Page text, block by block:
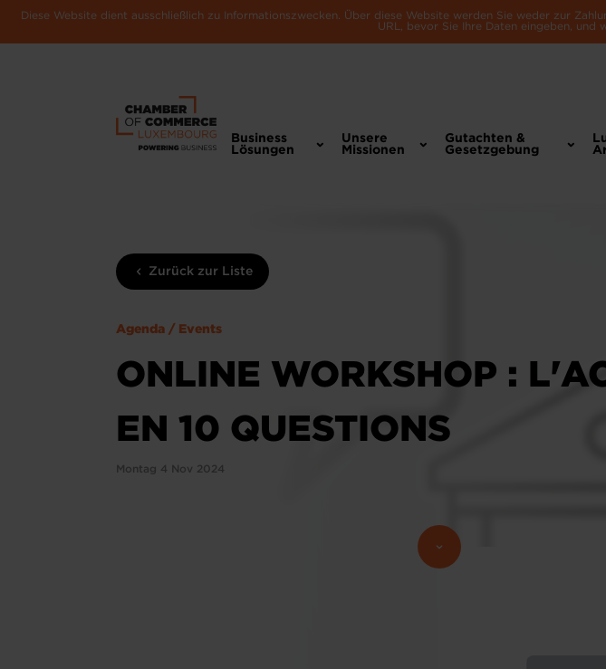
Diese Website dient ausschließlich zu Informationszwecken. Über diese Website werden Sie weder zur
URL, bevor Sie Ihre Daten eingeben, und
Business
Lösungen
Unsere
Missionen
Gutachten &
Gesetzgebung
Zurück zur Liste
Agenda / Events
ONLINE WORKSHOP :
EN 10 QUESTIONS
Montag 4 Nov 2024